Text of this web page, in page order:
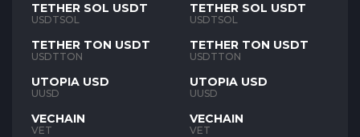
TETHER SOL USDT
USDTSOL
TETHER TON USDT
USDTTON
UTOPIA USD
UUSD
VECHAIN
VET
TETHER SOL USDT
USDTSOL
TETHER TON USDT
USDTTON
UTOPIA USD
UUSD
VECHAIN
VET